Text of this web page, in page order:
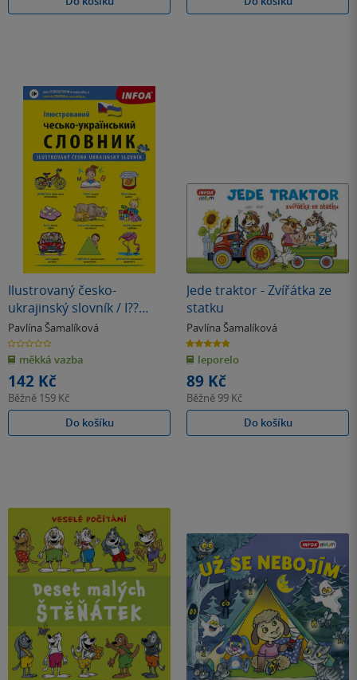
Ilustrovaný česko-
ukrajinský slovník / I??
c???????? ?e???o-???a???????
???????
Pavlína Šamalíková
0.0
z
5
hvězdiček
měkká vazba
142 Kč
Běžně 159 Kč
Do košíku
Jede traktor - Zvířátka ze
statku
Pavlína Šamalíková
5.0
z
5
hvězdiček
leporelo
89 Kč
Běžně 99 Kč
Do košíku